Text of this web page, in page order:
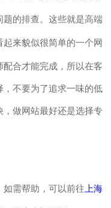
的排查。这些就是高端
起来貌似很简单的一个网
合才能完成，所以在客
，不要为了追求一味的低
做网站最好还是选择专
如需帮助，可以前往上海